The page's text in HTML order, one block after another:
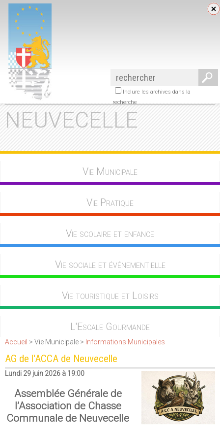
NEUVECELLE
Inclure les archives dans la
recherche
Vie Municipale
Vie Pratique
Vie scolaire et enfance
Vie sociale et événementielle
Vie touristique et Loisirs
L'Escale Gourmande
Accueil > Vie Municipale > Informations Municipales
AG de l'ACCA de Neuvecelle
Lundi 29 juin 2026 à 19:00
Assemblée Générale de
l’Association de Chasse
Communale de Neuvecelle